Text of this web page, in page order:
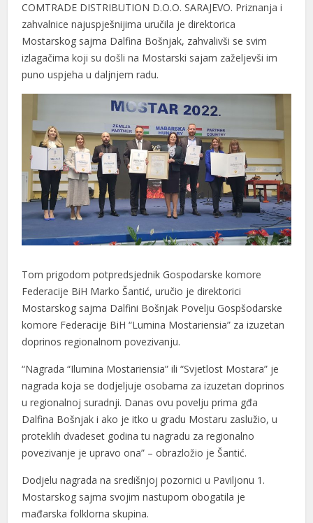
COMTRADE DISTRIBUTION D.O.O. SARAJEVO. Priznanja i
zahvalnice najuspješnijima uručila je direktorica
Mostarskog sajma Dalfina Bošnjak, zahvalivši se svim
izlagačima koji su došli na Mostarski sajam zaželjevši im
puno uspjeha u daljnjem radu.
Tom prigodom potpredsjednik Gospodarske komore
Federacije BiH Marko Šantić, uručio je direktorici
Mostarskog sajma Dalfini Bošnjak Povelju Gospšodarske
komore Federacije BiH “Lumina Mostariensia” za izuzetan
doprinos regionalnom povezivanju.
“Nagrada “Ilumina Mostariensia” ili “Svjetlost Mostara” je
nagrada koja se dodjeljuje osobama za izuzetan doprinos
u regionalnoj suradnji. Danas ovu povelju prima gđa
Dalfina Bošnjak i ako je itko u gradu Mostaru zaslužio, u
proteklih dvadeset godina tu nagradu za regionalno
povezivanje je upravo ona” – obrazložio je Šantić.
Dodjelu nagrada na središnjoj pozornici u Paviljonu 1.
Mostarskog sajma svojim nastupom obogatila je
mađarska folklorna skupina.